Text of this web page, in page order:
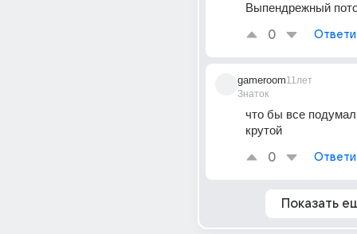
Выпендрежный
0
gameroom
Знаток
11лет
что бы все
крутой
0
Показать